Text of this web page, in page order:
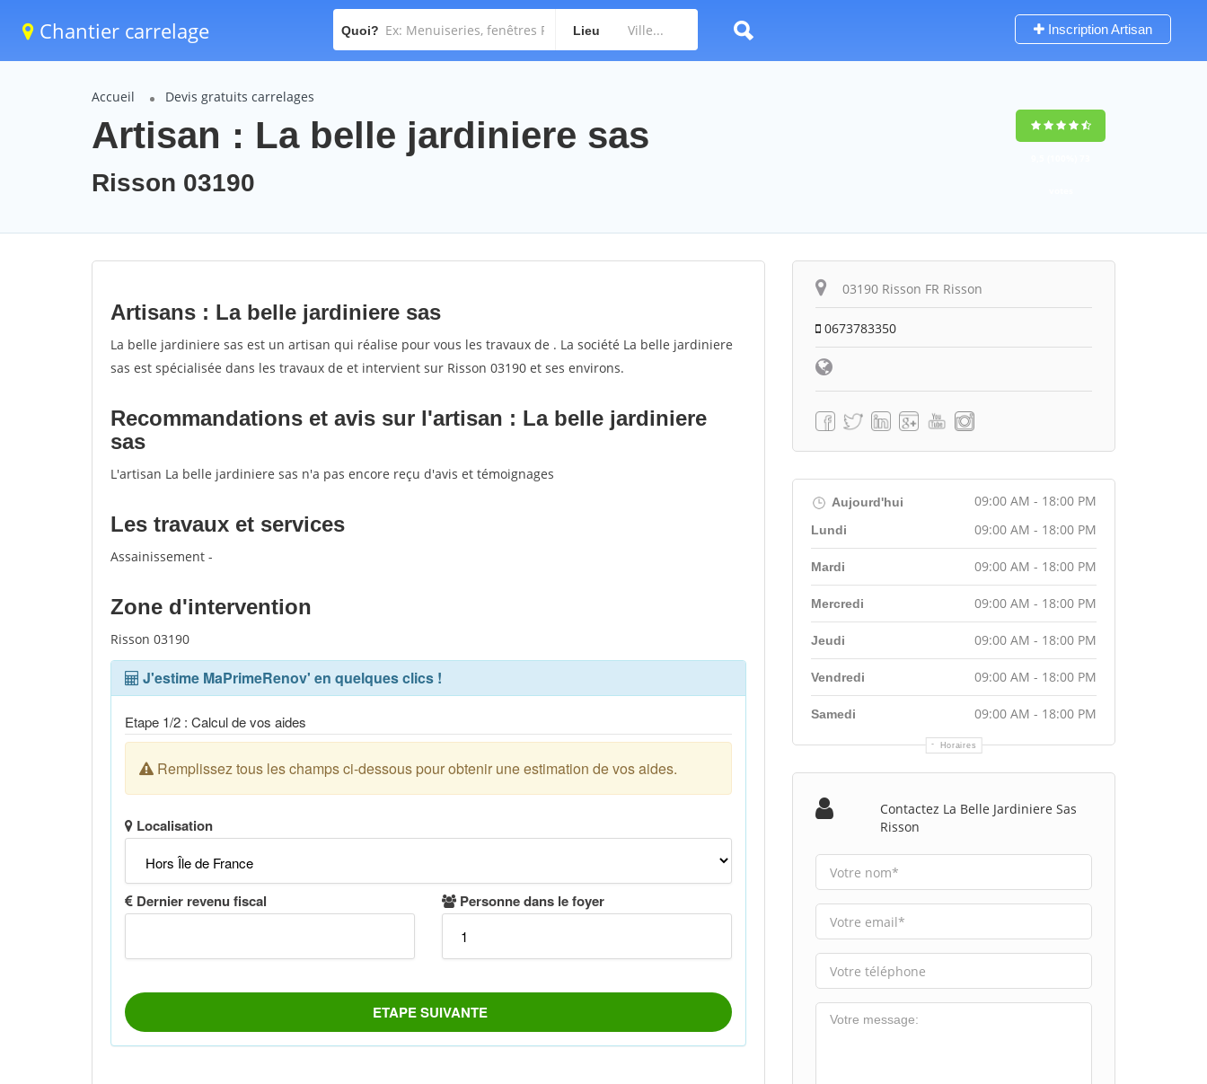
Chantier carrelage Quoi? Lieu Inscription Artisan
Accueil Devis gratuits carrelages
Artisan : La belle jardiniere sas
Risson 03190
Artisans : La belle jardiniere sas
La belle jardiniere sas est un artisan qui réalise pour vous les travaux de . La société La belle jardiniere
sas est spécialisée dans les travaux de et intervient sur Risson 03190 et ses environs.
Recommandations et avis sur l'artisan : La belle jardiniere
sas
L'artisan La belle jardiniere sas n'a pas encore reçu d'avis et témoignages
Les travaux et services
Assainissement -
Zone d'intervention
Risson 03190
03190 Risson FR Risson
0673783350
Aujourd'hui 09:00 AM - 18:00 PM
Horaires
Lundi 09:00 AM - 18:00 PM
Mardi 09:00 AM - 18:00 PM
Mercredi 09:00 AM - 18:00 PM
Jeudi 09:00 AM - 18:00 PM
Vendredi 09:00 AM - 18:00 PM
Samedi 09:00 AM - 18:00 PM
Contactez La Belle Jardiniere Sas
Risson